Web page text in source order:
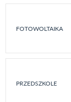
FOTOWOLTAIKA
PRZEDSZKOLE